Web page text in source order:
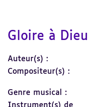
Gloire à Dieu
Auteur(s) :
Compositeur(s) :
Genre musical :
Instrument(s) de